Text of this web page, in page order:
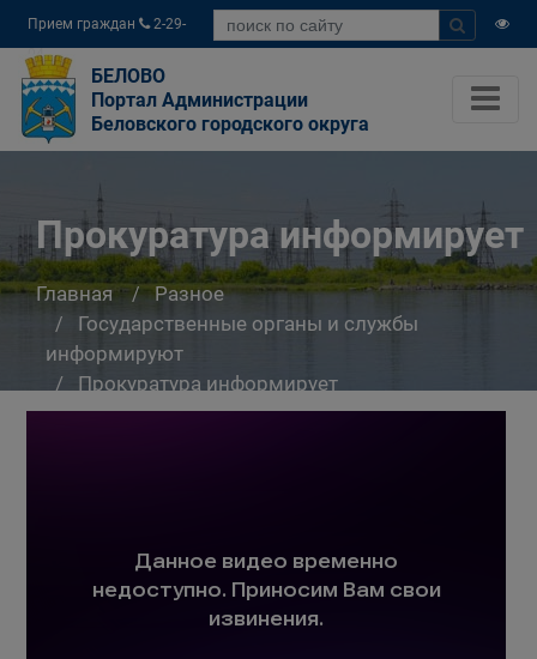
Прием граждан
2-29-
04
БЕЛОВО
Портал Администрации
Беловского городского округа
Прокуратура информирует
Главная
Разное
Государственные органы и службы
информируют
Прокуратура информирует